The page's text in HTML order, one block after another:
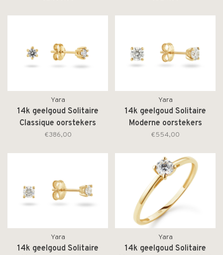
Yara
14k geelgoud Solitaire
Classique oorstekers
labgrown 0,20crt
€386,00
Yara
14k geelgoud Solitaire
Moderne oorstekers
labgrown 0,40ct
€554,00
Yara
14k geelgoud Solitaire
Yara
14k geelgoud Solitaire